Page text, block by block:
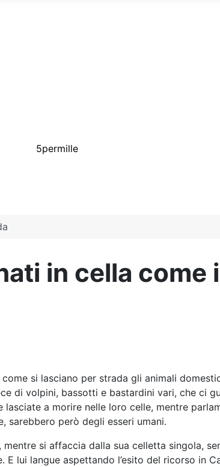
in cella come
si lasciano per strada gli animali
di volpini, bassotti e bastardini vari, che ci
a morire nelle loro celle, mentre
sarebbero però degli esseri umani.
si affaccia dalla sua celletta singola,
lui langue aspettando l’esito del ricorso in